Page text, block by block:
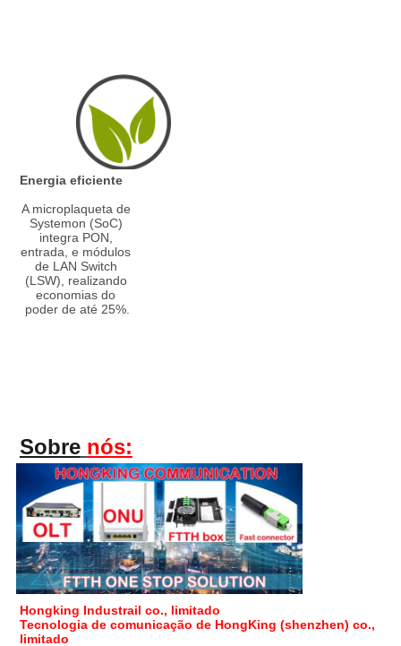
Energia eficiente
A microplaqueta de
Systemon (SoC)
integra PON,
entrada, e módulos
de LAN Switch
(LSW), realizando
economias do
poder de até 25%.
Sobre nós:
Hongking Industrail co., limitado
Tecnologia de comunicação de HongKing (shenzhen) co.,
limitado